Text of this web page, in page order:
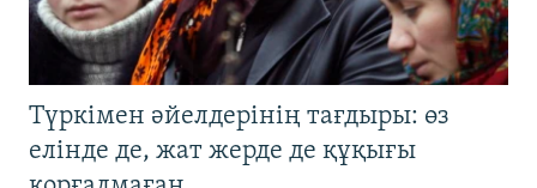
Түркімен әйелдерінің тағдыры: өз
елінде де, жат жерде де құқығы